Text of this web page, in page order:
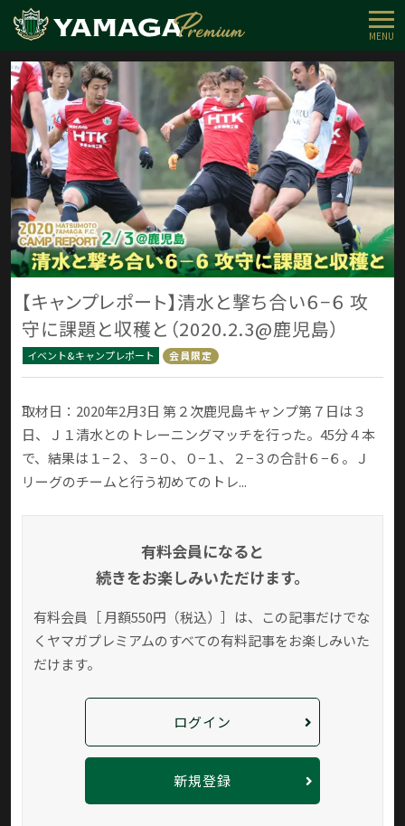
MENU
【キャンプレポート】清水と撃ち合い６−６ 攻
守に課題と収穫と（2020.2.3@鹿児島）
イベント&キャンプレポート 会員限定
取材日：2020年2月3日 第２次鹿児島キャンプ第７日は３
日、Ｊ１清水とのトレーニングマッチを行った。45分４本
で、結果は１−２、３−０、０−１、２−３の合計６−６。Ｊ
リーグのチームと行う初めてのトレ...
有料会員になると
続きをお楽しみいただけます。
有料会員［ 月額550円（税込）］は、この記事だけでな
く ヤマガプレミアムのすべての有料記事をお楽しみいた
だけます。
ログイン
新規登録